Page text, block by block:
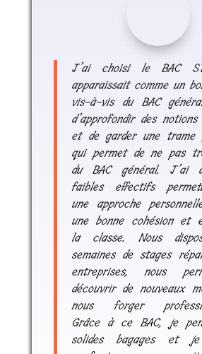
J’ai choisi le BAC
apparaissait comme un
vis-à-vis du BAC
d’approfondir des
et de garder une trame
qui permet de ne pas
du BAC général. J’ai
faibles effectifs
une approche
une bonne cohésion et
la classe. Nous
semaines de stages
entreprises, nous
découvrir de nouveaux
nous forger
Grâce à ce BAC, je
solides bagages et